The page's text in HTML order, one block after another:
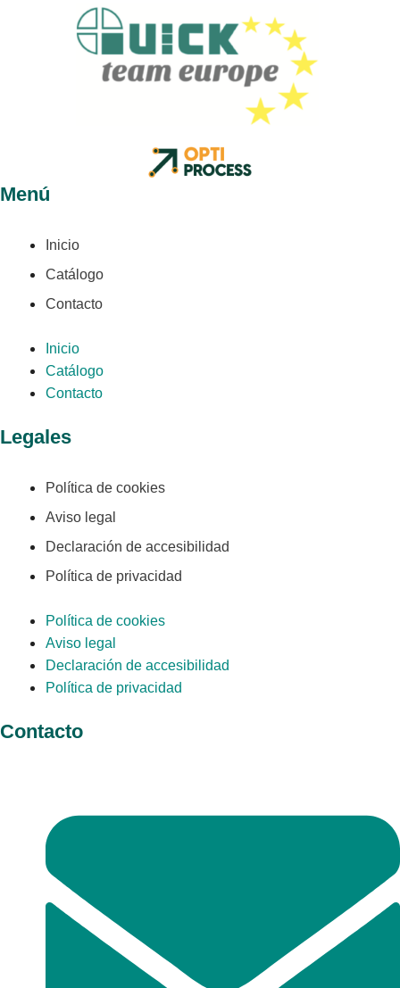
Menú
Inicio
Catálogo
Contacto
Inicio
Catálogo
Contacto
Legales
Política de cookies
Aviso legal
Declaración de accesibilidad
Política de privacidad
Política de cookies
Aviso legal
Declaración de accesibilidad
Política de privacidad
Contacto